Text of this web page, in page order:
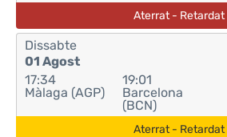
Aterrat - Retardat
Dissabte
01 Agost
17:34
Màlaga (AGP)
19:01
Barcelona
(BCN)
Aterrat - Retardat